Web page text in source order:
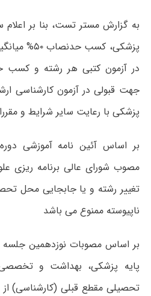
به گزارش مستر تست، بنا بر
پزشکی، کسب
جهت قبولی در آزمون کارشناسی
پزشکی با رعایت سایر شرایط و
بر اساس آئین نامه آموزشی
مصوب شورای عالی برنامه ریزی
تغییر رشته و یا جابجایی محل
ناپیوسته ممنوع می باشد
بر اساس مصوبات نوزدهمین